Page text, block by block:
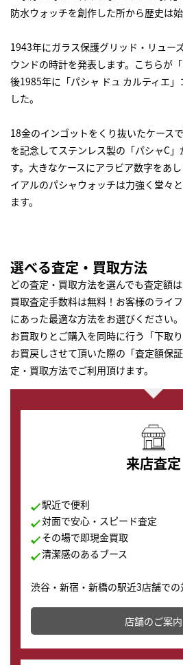
防水ウォッチを創作した所から歴史は始
1943年にガラス保護グリッド・リュー
ウンドの時計を発表します。こちらが
後1985年に「パシャ ドュ カルティエ
した。
18金のインゴットをくり抜いたケース
を記念してステンレス製の「パシャC
す。大きなケースにアラビア数字をあ
イアルのパシャウォッチは力強く堂々
ます。
選べる査定・買取方法
どの査定・買取方法を選んでも査定額は
買取査定手数料は無料！お客様のライ
にあった最適な方法をお選びください。
お買取りとご購入を同時に行う「下取
お買戻しさせて頂いた際の「査定額保
定・買取方法でご利用頂けます。
来店査定
駅近で便利
対面で安心・スピード査定
その場で即現金買取
清潔感のあるブース
渋谷・新宿・新橋の駅近3店舗での
その場で現金買取致します。渋谷
店舗を併設しており、下取りに出
の購入もできます♪
店舗のご案内